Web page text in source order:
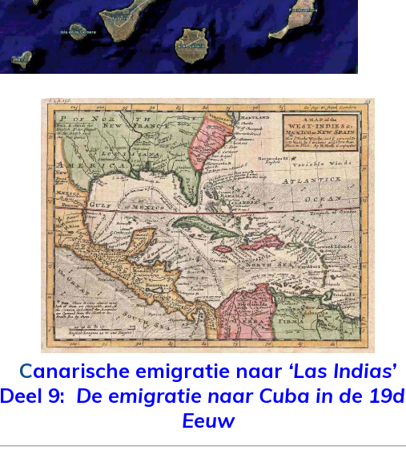
Canarische emigratie naar ‘Las Indias’
Deel 9: De emigratie naar Cuba in de
Eeuw